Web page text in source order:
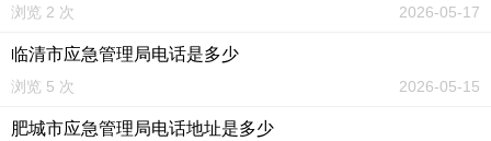
浏览 2 次 2026-05-17
临清市应急管理局电话是多少
浏览 5 次 2026-05-15
肥城市应急管理局电话地址是多少